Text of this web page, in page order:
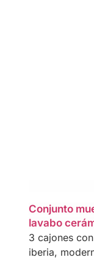
Conjunto
lavabo
3 cajones
iberia,